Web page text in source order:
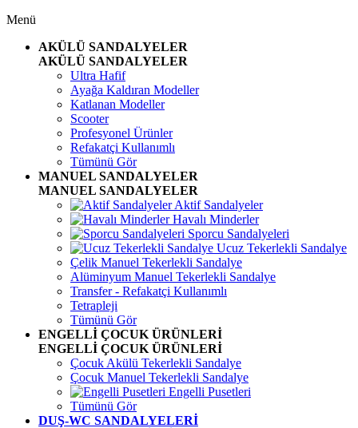
Menü
AKÜLÜ SANDALYELER
AKÜLÜ SANDALYELER
Ultra Hafif
Ayağa Kaldıran Modeller
Katlanan Modeller
Scooter
Profesyonel Ürünler
Refakatçi Kullanımlı
Tümünü Gör
MANUEL SANDALYELER
MANUEL SANDALYELER
Aktif Sandalyeler
Havalı Minderler
Sporcu Sandalyeleri
Ucuz Tekerlekli Sandalye
Çelik Manuel Tekerlekli Sandalye
Alüminyum Manuel Tekerlekli Sandalye
Transfer - Refakatçi Kullanımlı
Tetrapleji
Tümünü Gör
ENGELLİ ÇOCUK ÜRÜNLERİ
ENGELLİ ÇOCUK ÜRÜNLERİ
Çocuk Akülü Tekerlekli Sandalye
Çocuk Manuel Tekerlekli Sandalye
Engelli Pusetleri
Tümünü Gör
DUŞ-WC SANDALYELERİ